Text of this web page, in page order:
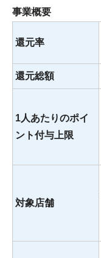
事業概要
還元率
還元総額
1人あたりのポイ
ント付与上限
対象店舗